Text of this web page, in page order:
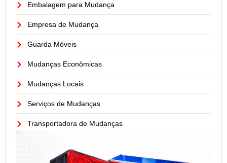
Embalagem para Mudança
Empresa de Mudança
Guarda Móveis
Mudanças Econômicas
Mudanças Locais
Serviços de Mudanças
Transportadora de Mudanças